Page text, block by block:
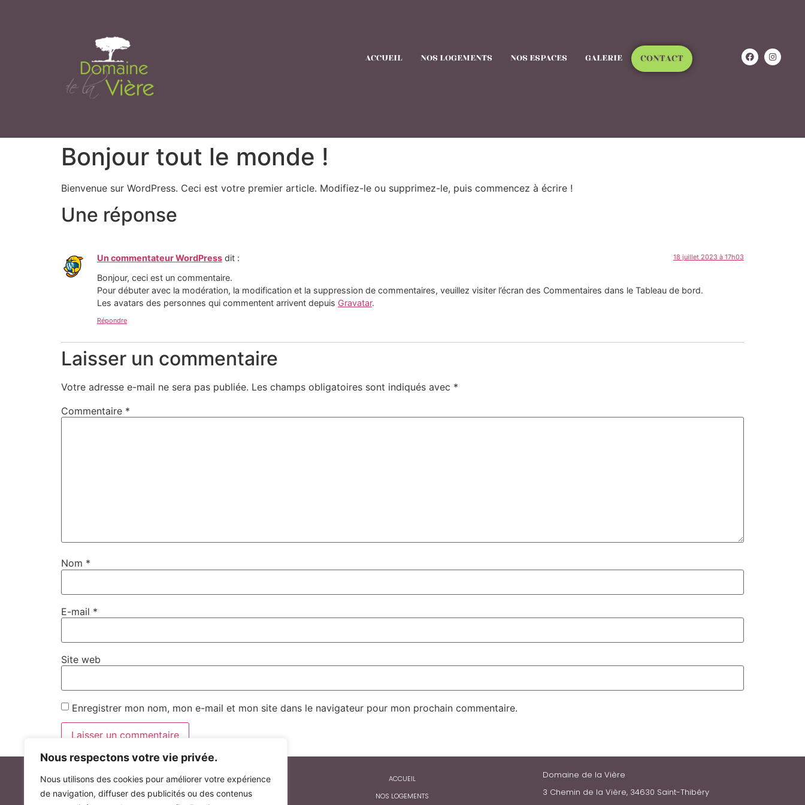
Nous respectons votre vie privée.
Nous utilisons des cookies pour améliorer votre expérience
de navigation, diffuser des publicités ou des contenus
ACCUEIL NOS LOGEMENTS NOS ESPACES GALERIE CONTACT
Bonjour tout le monde !
Bienvenue sur WordPress. Ceci est votre premier article. Modifiez-le ou supprimez-le, puis commencez à écrire !
Une réponse
Un commentateur WordPress dit : 18 juillet 2023 à 17h03
Bonjour, ceci est un commentaire.
Pour débuter avec la modération, la modification et la suppression de commentaires, veuillez visiter l’écran des Commentaires dans le Tableau de bord.
Les avatars des personnes qui commentent arrivent depuis Gravatar.
Répondre
Laisser un commentaire
Votre adresse e-mail ne sera pas publiée. Les champs obligatoires sont indiqués avec *
Commentaire *
Nom *
E-mail *
Site web
Enregistrer mon nom, mon e-mail et mon site dans le navigateur pour mon prochain commentaire.
ACCUEIL
NOS LOGEMENTS
Domaine de la Vière
3 Chemin de la Vière, 34630 Saint-Thibéry